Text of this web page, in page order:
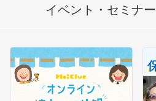
イベント・セミナー